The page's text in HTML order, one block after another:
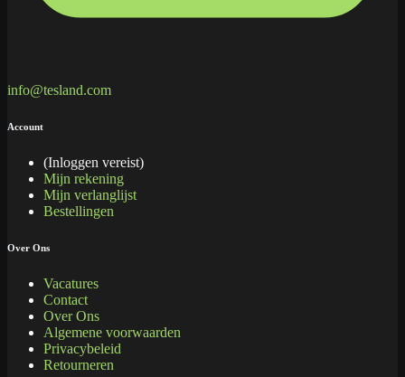
info@tesland.com
Account
(Inloggen vereist)
Mijn rekening
Mijn verlanglijst
Bestellingen
Over Ons
Vacatures
Contact
Over Ons
Algemene voorwaarden
Privacybeleid
Retourneren